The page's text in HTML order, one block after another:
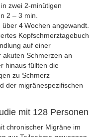
zwei 2‐minütigen
2 – 3 min.
4 Wochen angewandt.
Kopfschmerztagebuch
auf einer
akuten Schmerzen an
hinaus füllten die
zu Schmerz
der migränespezifischen
mit 128 Personen
chronischer Migräne im